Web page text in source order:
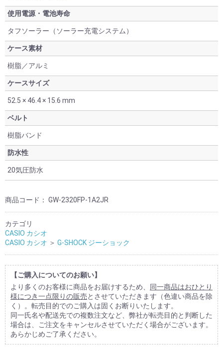
使用電源・電池寿命
タフソーラー（ソーラー充電システム）
ケース素材
樹脂／アルミ
ケースサイズ
52.5 × 46.4 × 15.6 mm
ベルト
樹脂バンド
防水性
20気圧防水
商品コード： GW-2320FP-1A2JR
カテゴリ
CASIO カシオ
CASIO カシオ ＞ G-SHOCK ジーショック
【ご購入についてのお願い】
より多くのお客様に商品をお届けするため、
同一商品はおひとり
様につき一点限りの販売とさせていただきます（色違い商品を除
く）。転売目的でのご購入は固くお断りいたします。
同一氏名や配送先での複数注文など、弊社が転売目的と判断した
場合は、ご注文をキャンセルさせていただく場合がございます。
あらかじめご了承ください。